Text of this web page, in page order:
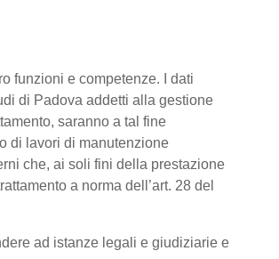
funzioni e competenze. I dati
di Padova addetti alla gestione
saranno a tal fine
di lavori di manutenzione
che, ai soli fini della prestazione
a norma dell’art. 28 del
ad istanze legali e giudiziarie e